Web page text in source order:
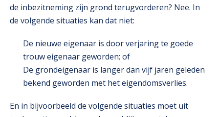
de inbezitneming zijn grond terugvorderen? Nee. In
de volgende situaties kan dat niet:
De nieuwe eigenaar is door verjaring te goede
trouweigenaar geworden; of
De grondeigenaar is langer dan vijf jaren geleden
bekend geworden met het eigendomsverlies.
En in bijvoorbeeld de volgende situaties moet uit